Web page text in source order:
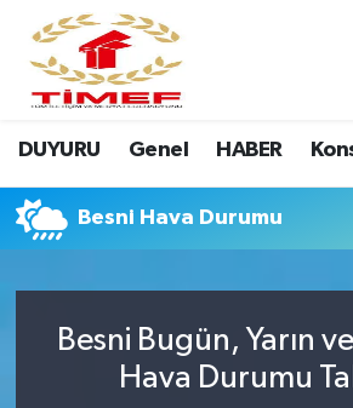
DUYURU Genel HABER
Besni Hava Durumu
Besni Bugün, Yarın
Hava Durumu
Anasayfa Kutu
Anasayfa Manşet
Canlı Yayın
Erasmus
Nöbetçi Eczaneler
Hava Durumu
Namaz Vakitleri
Süper Lig Puan Durumu ve